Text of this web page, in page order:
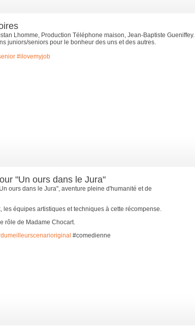
Lhomme, Production Téléphone maison, Jean-Baptiste Gueniffey.
juniors/seniors pour le bonheur des uns et des autres.
#ilovemyjob
"Un ours dans le Jura"
ours dans le Jura", aventure pleine d'humanité et de
les équipes artistiques et techniques à cette récompense.
rôle de Madame Chocart.
#comedienne